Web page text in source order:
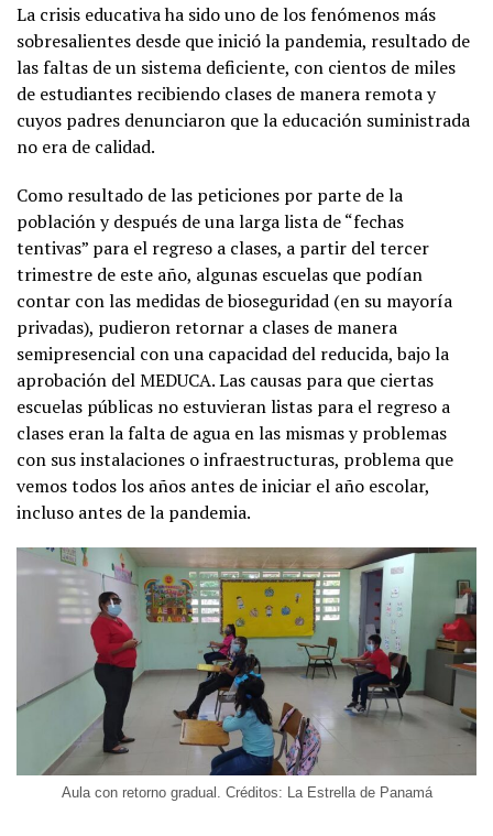
La crisis educativa ha sido uno de los fenómenos más
sobresalientes desde que inició la pandemia, resultado de
las faltas de un sistema deficiente, con cientos de miles
de estudiantes recibiendo clases de manera remota y
cuyos padres denunciaron que la educación suministrada
no era de calidad.
Como resultado de las peticiones por parte de la
población y después de una larga lista de “fechas
tentivas” para el regreso a clases, a partir del tercer
trimestre de este año, algunas escuelas que podían
contar con las medidas de bioseguridad (en su mayoría
privadas), pudieron retornar a clases de manera
semipresencial con una capacidad del reducida, bajo la
aprobación del MEDUCA. Las causas para que ciertas
escuelas públicas no estuvieran listas para el regreso a
clases eran la falta de agua en las mismas y problemas
con sus instalaciones o infraestructuras, problema que
vemos todos los años antes de iniciar el año escolar,
incluso antes de la pandemia.
Aula con retorno gradual. Créditos: La Estrella de Panamá